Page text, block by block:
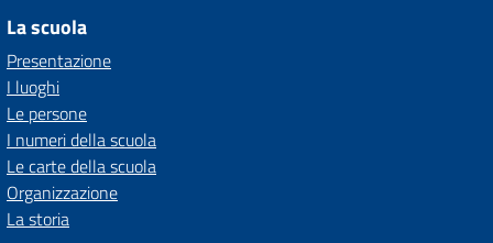
La scuola
Presentazione
I luoghi
Le persone
I numeri della scuola
Le carte della scuola
Organizzazione
La storia